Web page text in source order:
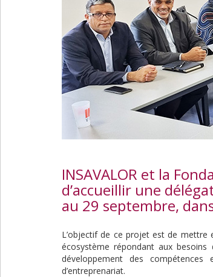
INSAVALOR et la
d’accueillir une
au 29 septembre,
L’objectif de ce projet est de mettre
écosystème répondant aux
développement des
d’entreprenariat.